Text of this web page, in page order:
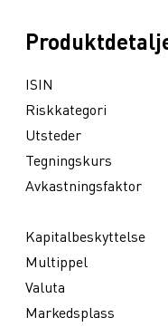
ISIN
Riskkategori
Utsteder
Tegningskurs
Avkastningsfaktor
Kapitalbeskyttelse
Multippel
Valuta
Markedsplass